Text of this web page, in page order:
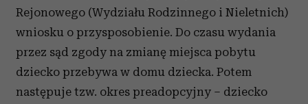
Rejonowego (Wydziału Rodzinnego i Nieletnich)
wniosku o przysposobienie. Do czasu wydania
przez sąd zgody na zmianę miejsca pobytu
dziecko przebywa w domu dziecka. Potem
następuje tzw. okres preadopcyjny – dziecko